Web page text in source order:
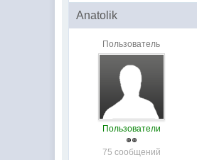
Anatolik
Пользователь
Пользователи
75 сообщений